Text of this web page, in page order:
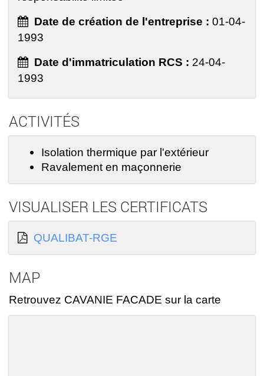
Date de création de l'entreprise : 01-04-
1993
Date d'immatriculation RCS : 24-04-
1993
ACTIVITÉS
Isolation thermique par l'extérieur
Ravalement en maçonnerie
VISUALISER LES CERTIFICATS
QUALIBAT-RGE
MAP
Retrouvez CAVANIE FACADE sur la carte